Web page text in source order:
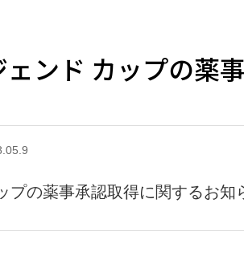
ンド カップの薬
プの薬事承認取得に関するお知